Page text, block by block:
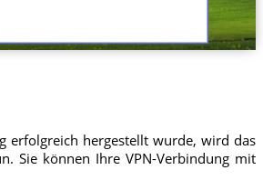
erfolgreich hergestellt wurde, wird das
Sie können Ihre VPN-Verbindung mit